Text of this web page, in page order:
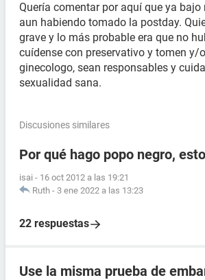
Quería comentar por aquí que ya
aun habiendo tomado la postday.
grave y lo más probable era que no
cuídense con preservativo y tomen
ginecologo, sean responsables y
sexualidad sana.
Discusiones similares
Por qué hago popo negro,
isai - 16 oct 2012 a las 19:21
Ruth - 3 ene 2022 a las 13:23
22 respuestas
Use la misma prueba de